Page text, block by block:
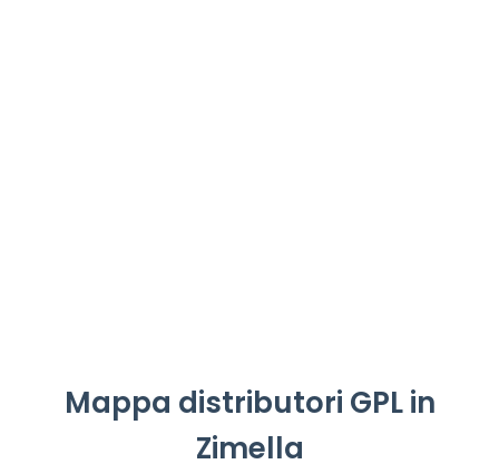
Mappa distributori GPL in
Zimella